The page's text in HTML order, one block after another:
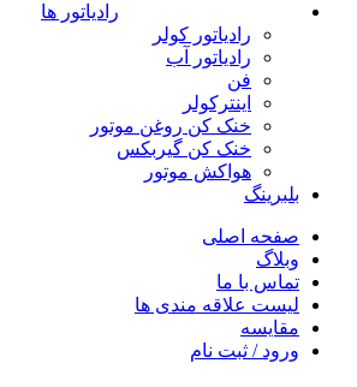
رادیاتور ها
رادیاتور کولر
رادیاتور آب
فن
اینترکولر
خنک کن روغن موتور
خنک کن گیربکس
هواکش موتور
بلبرینگ
صفحه اصلی
وبلاگ
تماس با ما
لیست علاقه مندی ها
مقایسه
ورود / ثبت نام